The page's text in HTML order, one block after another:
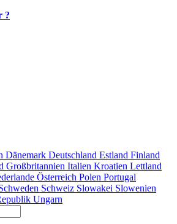
?
Dänemark Deutschland Estland Finland
Großbritannien Italien Kroatien Lettland
Österreich Polen Portugal
Schweiz Slowakei Slowenien
Ungarn